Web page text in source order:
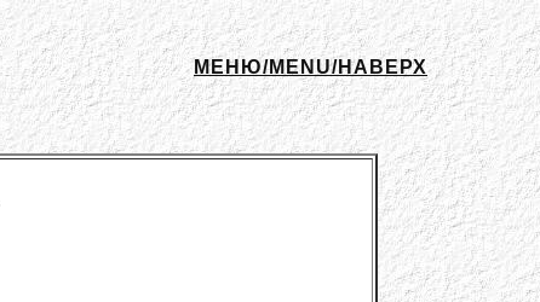
МЕНЮ/MENU/НАВЕРХ